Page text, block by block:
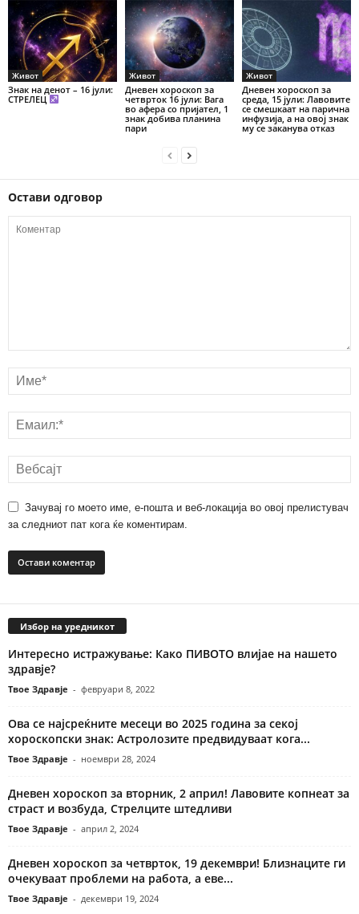
Живот
Знак на денот – 16 јули:
СТРЕЛЕЦ
Живот
Дневен хороскоп за
четврток 16 јули: Вага
во афера со пријател, 1
знак добива планина
пари
Живот
Дневен хороскоп за
среда, 15 јули: Лавовите
се смешкаат на парична
инфузија, а на овој знак
му се заканува отказ
Остави одговор
Зачувај го моето име, е-пошта и веб-локација во овој прелистувач
за следниот пат кога ќе коментирам.
Избор на уредникот
Интересно истражување: Како ПИВОТО влијае на нашето
здравје?
Твое Здравје - февруари 8, 2022
Ова се најсреќните месеци во 2025 година за секој
хороскопски знак: Астролозите предвидуваат кога...
Твое Здравје - ноември 28, 2024
Дневен хороскоп за вторник, 2 април! Лавовите копнеат за
страст и возбуда, Стрелците штедливи
Твое Здравје - април 2, 2024
Дневен хороскоп за четврток, 19 декември! Близнаците ги
очекуваат проблеми на работа, а еве...
Твое Здравје - декември 19, 2024